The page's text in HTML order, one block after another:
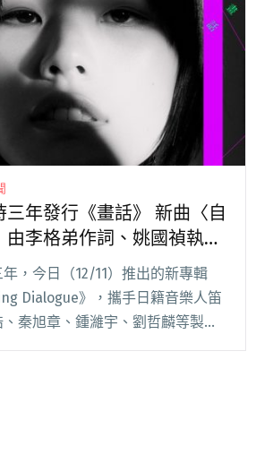
閱讀全文 "睽違四年 槍擊潑辣發行
覕咧藏咧》"
三年發行《畫話》 新曲〈自
由李格弟作詞、姚國禎執導
，今日（12/11）推出的新專輯
Dialogue》，攜手日籍音樂人笛
秦旭章、鍾濰宇、劉哲麟等製作
則與李格弟、吳青峰、陳昭淵、